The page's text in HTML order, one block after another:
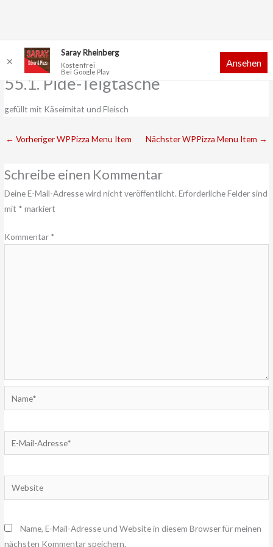
Inhalt
55.1. Pide-Teigtasche
gefüllt mit Käseimitat und Fleisch
← Vorheriger WPPizza Menu Item Nächster WPPizza Menu Item →
Schreibe einen Kommentar
Deine E-Mail-Adresse wird nicht veröffentlicht. Erforderliche Felder sind
mit * markiert
Kommentar *
Mail-
Website
Name, E-Mail-Adresse und Website in diesem Browser für meinen
nächsten Kommentar speichern.
✕
Saray Rheinberg
Kostenfrei
Bei Google Play
Ansehen